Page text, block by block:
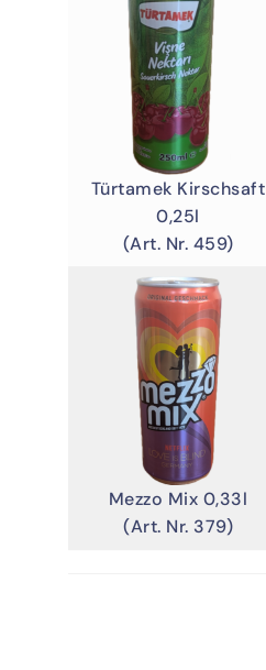
Türtamek Kirschsaft
0,25l
(Art. Nr. 459)
Mezzo Mix 0,33l
(Art. Nr. 379)